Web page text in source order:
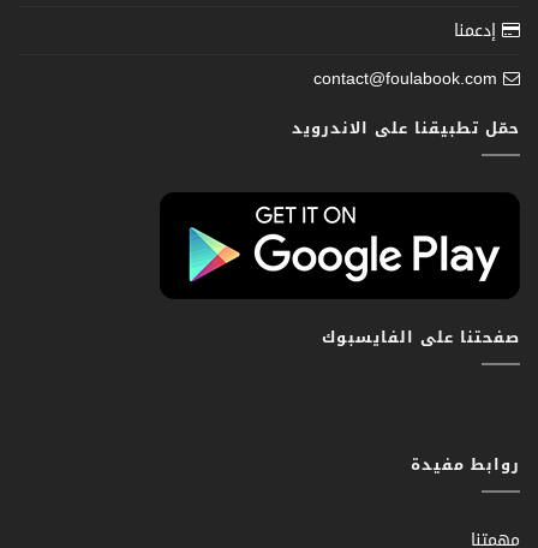
إدعمنا
contact@foulabook.com
حمّل تطبيقنا على الاندرويد
صفحتنا على الفايسبوك
روابط مفيدة
مهمتنا